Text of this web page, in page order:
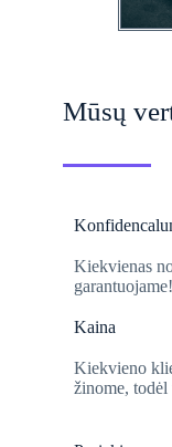
Mūsų
Kiekvienas
garantuojame!
Kaina
Kiekvieno
žinome,